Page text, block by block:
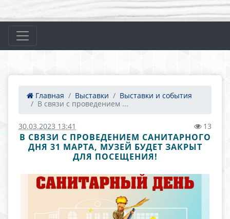
Главная Выставки
Выставки и события
В связи с проведением ...
30.03.2023 13:41 13
В СВЯЗИ С ПРОВЕДЕНИЕМ САНИТАРНОГО
ДНЯ 31 МАРТА, МУЗЕЙ БУДЕТ ЗАКРЫТ
ДЛЯ ПОСЕЩЕНИЯ!